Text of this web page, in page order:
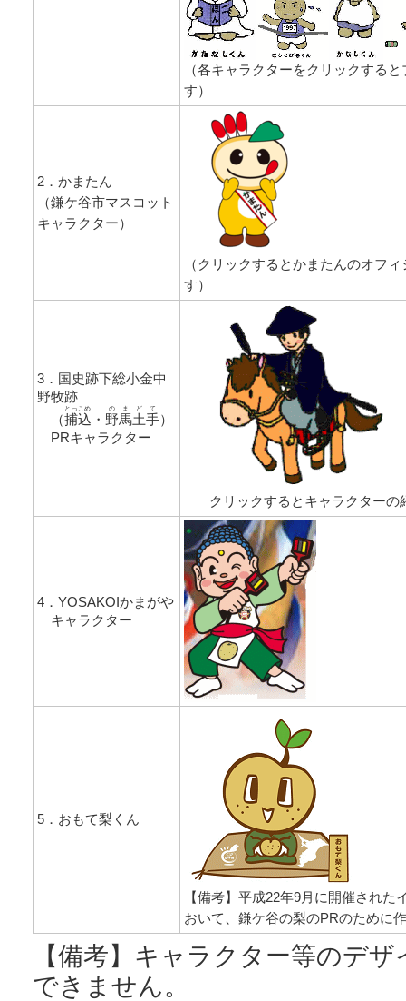
（各キャラクターをクリックする
す）
2．かまたん
（鎌ケ谷市マスコット
キャラクター）
（クリックするとかまたんのオフ
す）
3．国史跡下総小金中
野牧跡
（捕込
とっこめ
・ 野馬土手
のまどて
）
PRキャラクター
クリックするとキャラクターの
4．YOSAKOIかまがや
キャラクター
5．おもて梨くん
【備考】平成22年9月に開催された
おいて、鎌ケ谷の梨のPRのために
【備考】キャラクター等のデ
できません。